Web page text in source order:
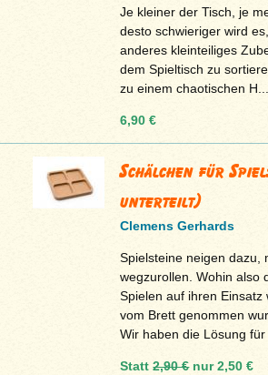
Je kleiner der Tisch, je
desto schwieriger wird
anderes kleinteiliges
dem Spieltisch zu
zu einem chaotischen H...
6,90 €
Schälchen für
unterteilt)
Clemens Gerhards
Spielsteine neigen dazu,
wegzurollen. Wohin also
Spielen auf ihren
vom Brett genommen
Wir haben die Lösung für
Statt2,90 €nur2,50 €